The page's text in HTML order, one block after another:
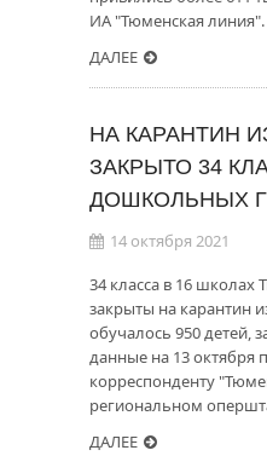
ИА "Тюменская линия".
ДАЛЕЕ
НА КАРАНТИН
ЗАКРЫТО 34
ДОШКОЛЬНЫХ
14 октября 2021
34 класса в 16 школах
закрыты на карантин
обучалось 950 детей,
данные на 13 октября
корреспонденту
региональном
ДАЛЕЕ